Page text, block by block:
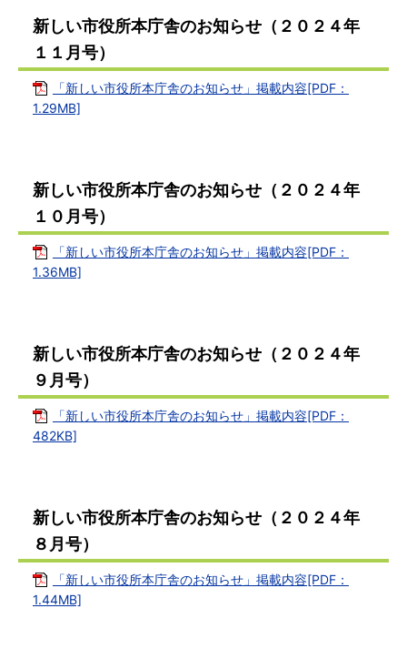
新しい市役所本庁舎のお知らせ（２０２４年
１１月号）
「新しい市役所本庁舎のお知らせ」掲載内容[PDF：
1.29MB]
新しい市役所本庁舎のお知らせ（２０２４年
１０月号）
「新しい市役所本庁舎のお知らせ」掲載内容[PDF：
1.36MB]
新しい市役所本庁舎のお知らせ（２０２４年
９月号）
「新しい市役所本庁舎のお知らせ」掲載内容[PDF：
482KB]
新しい市役所本庁舎のお知らせ（２０２４年
８月号）
「新しい市役所本庁舎のお知らせ」掲載内容[PDF：
1.44MB]